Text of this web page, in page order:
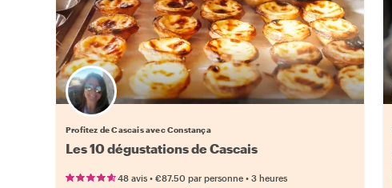
Profitez de Cascais avec Constança
Les 10 dégustations de Cascais
48 avis • €87.50 par personne • 3 heures